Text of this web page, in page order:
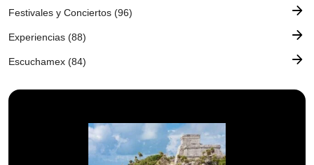
Festivales y Conciertos (96) arrow_forward
Experiencias (88) arrow_forward
Escuchamex (84) arrow_forward